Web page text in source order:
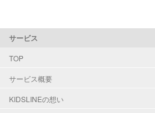
サービス
TOP
サービス概要
KIDSLINEの想い